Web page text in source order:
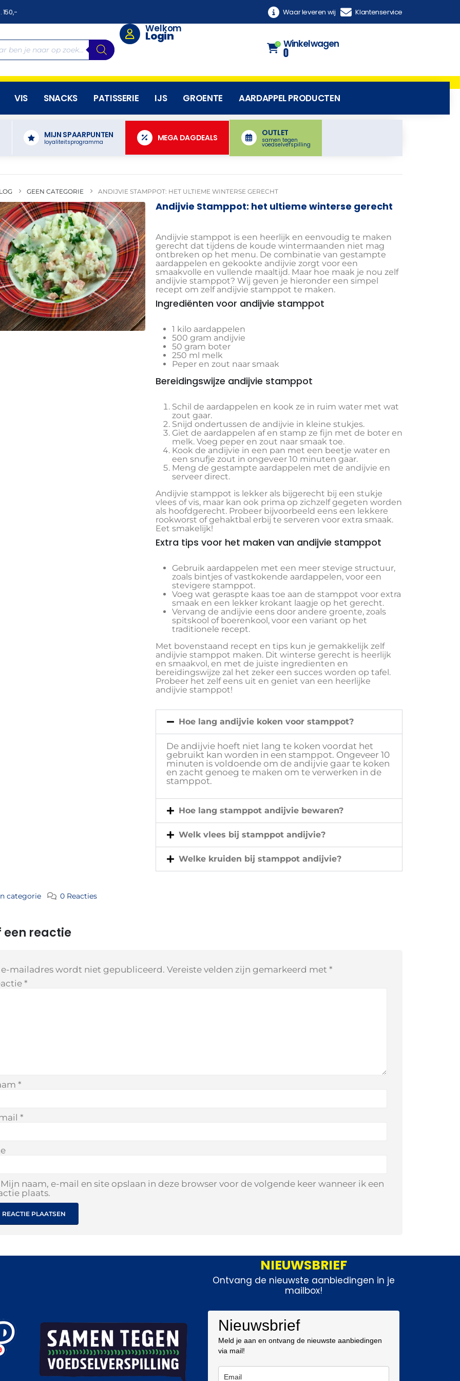
150,- Waar leveren wij Klantenservice
Welkom
Login
0 Winkelwagen
0
VIS SNACKS PATISSERIE IJS GROENTE AARDAPPEL PRODUCTEN
MIJN SPAARPUNTEN
loyaliteitsprogramma MEGA DAGDEALS
OUTLET
samen tegen
voedselverspilling
GEEN CATEGORIE ANDIJVIE STAMPPOT: HET ULTIEME WINTERSE GERECHT
Andijvie Stamppot: het ultieme winterse gerecht
Andijvie stamppot is een heerlijk en eenvoudig te maken
gerecht dat tijdens de koude wintermaanden niet mag
ontbreken op het menu. De combinatie van gestampte
aardappelen en gekookte andijvie zorgt voor een
smaakvolle en vullende maaltijd. Maar hoe maak je nou zelf
andijvie stamppot? Wij geven je hieronder een simpel
recept om zelf andijvie stamppot te maken.
Ingrediënten voor andijvie stamppot
1 kilo aardappelen
500 gram andijvie
50 gram boter
250 ml melk
Peper en zout naar smaak
Bereidingswijze andijvie stamppot
Schil de aardappelen en kook ze in ruim water met wat
zout gaar.
Snijd ondertussen de andijvie in kleine stukjes.
Giet de aardappelen af en stamp ze fijn met de boter en
melk. Voeg peper en zout naar smaak toe.
Kook de andijvie in een pan met een beetje water en
een snufje zout in ongeveer 10 minuten gaar.
Meng de gestampte aardappelen met de andijvie en
serveer direct.
Andijvie stamppot is lekker als bijgerecht bij een stukje
vlees of vis, maar kan ook prima op zichzelf gegeten worden
als hoofdgerecht. Probeer bijvoorbeeld eens een lekkere
rookworst of gehaktbal erbij te serveren voor extra smaak.
Eet smakelijk!
Extra tips voor het maken van andijvie stamppot
Gebruik aardappelen met een meer stevige structuur,
zoals bintjes of vastkokende aardappelen, voor een
stevigere stamppot.
Voeg wat geraspte kaas toe aan de stamppot voor extra
smaak en een lekker krokant laagje op het gerecht.
Vervang de andijvie eens door andere groente, zoals
spitskool of boerenkool, voor een variant op het
traditionele recept.
Met bovenstaand recept en tips kun je gemakkelijk zelf
andijvie stamppot maken. Dit winterse gerecht is heerlijk
en smaakvol, en met de juiste ingredienten en
bereidingswijze zal het zeker een succes worden op tafel.
Probeer het zelf eens uit en geniet van een heerlijke
andijvie stamppot!
Hoe lang andijvie koken voor stamppot?
De andijvie hoeft niet lang te koken voordat het
gebruikt kan worden in een stamppot. Ongeveer 10
minuten is voldoende om de andijvie gaar te koken
en zacht genoeg te maken om te verwerken in de
stamppot.
Hoe lang stamppot andijvie bewaren?
Welk vlees bij stamppot andijvie?
Welke kruiden bij stamppot andijvie?
categorie 0 Reacties
een reactie
e-mailadres wordt niet gepubliceerd. Vereiste velden zijn gemarkeerd met *
*
*
*
Mijn naam, e-mail en site opslaan in deze browser voor de volgende keer wanneer ik een
plaats.
NIEUWSBRIEF
Ontvang de nieuwste aanbiedingen in je
mailbox!
Nieuwsbrief
Meld je aan en ontvang de nieuwste aanbiedingen
via mail!